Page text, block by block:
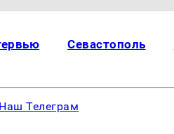
Севастополь
Наш Телеграм